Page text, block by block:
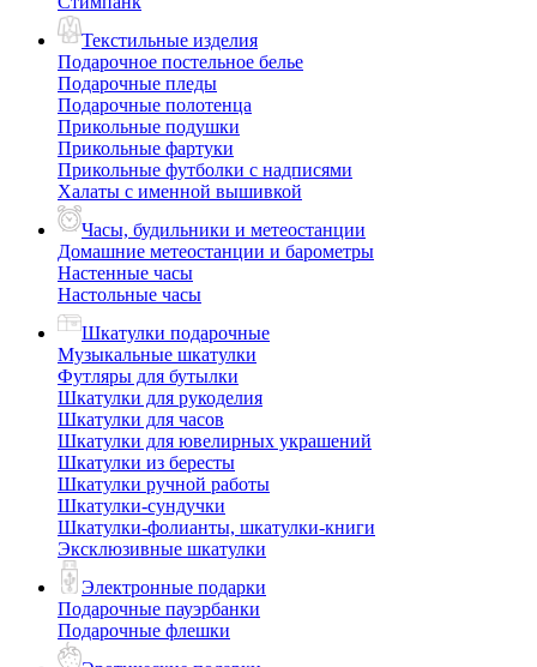
Текстильные изделия
Подарочное постельное белье
Подарочные пледы
Подарочные полотенца
Прикольные подушки
Прикольные фартуки
Прикольные футболки с надписями
Халаты с именной вышивкой
Часы, будильники и метеостанции
Домашние метеостанции и барометры
Настенные часы
Настольные часы
Шкатулки подарочные
Музыкальные шкатулки
Футляры для бутылки
Шкатулки для рукоделия
Шкатулки для часов
Шкатулки для ювелирных украшений
Шкатулки из бересты
Шкатулки ручной работы
Шкатулки-сундучки
Шкатулки-фолианты, шкатулки-книги
Эксклюзивные шкатулки
Электронные подарки
Подарочные пауэрбанки
Подарочные флешки